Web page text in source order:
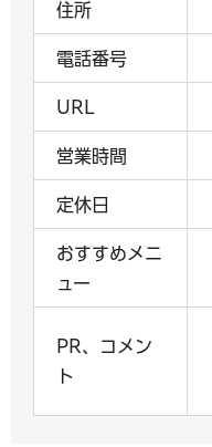
住所
電話番号
URL
営業時間
定休日
おすすめメニ
ュー
PR、コメン
ト